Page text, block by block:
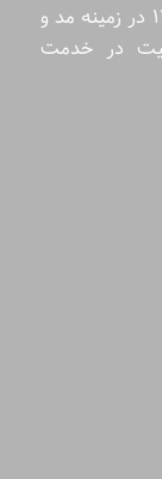
قلم فلزی با شروع فعالیت خود از سال 1388 در زمینه مد و
در خدمت